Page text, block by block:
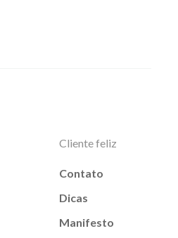
Cliente feliz
Contato
Dicas
Manifesto